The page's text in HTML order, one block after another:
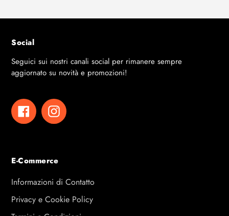
Social
Seguici sui nostri canali social per rimanere sempre
aggiornato su novità e promozioni!
FacebookInstagram
E-Commerce
Informazioni di Contatto
Privacy e Cookie Policy